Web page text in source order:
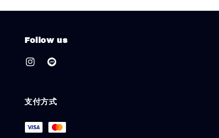
Follow us
支付方式